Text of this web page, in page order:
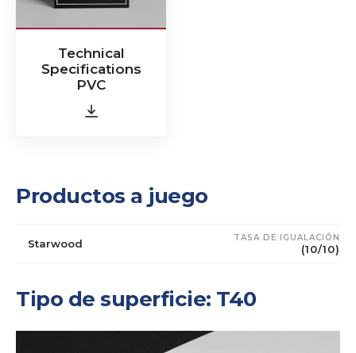
Technical
Specifications
PVC
Productos a juego
Starwood TASA DE IGUALACIÓN
(10/10)
Tipo de superficie: T40